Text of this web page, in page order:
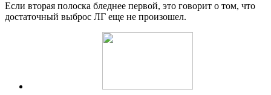
Если вторая полоска бледнее первой, это говорит о том, что
достаточный выброс ЛГ еще не произошел.